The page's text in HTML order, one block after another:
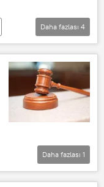
Daha fazlası 4
Daha fazlası 1